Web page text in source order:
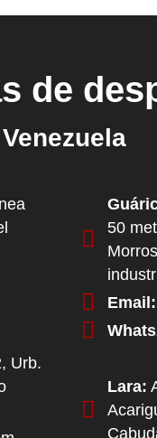
de
Venezuela
Urb.
50
Email:
Lara: